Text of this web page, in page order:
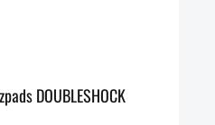
DOUBLESHOCK